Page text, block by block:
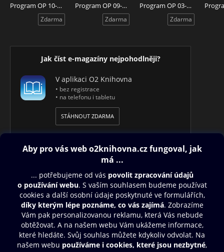
Program OP 10-2020
Zdarma
Program OP 09-2020
Zdarma
Program OP 03-2020
Zdarma
Jak číst e-magazíny nejpohodlněji?
V aplikaci O2 Knihovna
• bez registrace
• na telefonu i tabletu
STÁHNOUT ZDARMA
Obsah ke stažení
Moje O2 Knihovna
Další zábava